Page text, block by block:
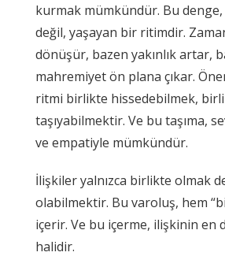
kurmak mümkündür. Bu
değil, yaşayan bir ritimdir.
dönüşür, bazen yakınlık artar,
mahremiyet ön plana çıkar.
ritmi birlikte hissedebilmek,
taşıyabilmektir. Ve bu taşıma,
ve empatiyle mümkündür.
İlişkiler yalnızca birlikte olmak
olabilmektir. Bu varoluş, hem
içerir. Ve bu içerme, ilişkinin en
halidir.